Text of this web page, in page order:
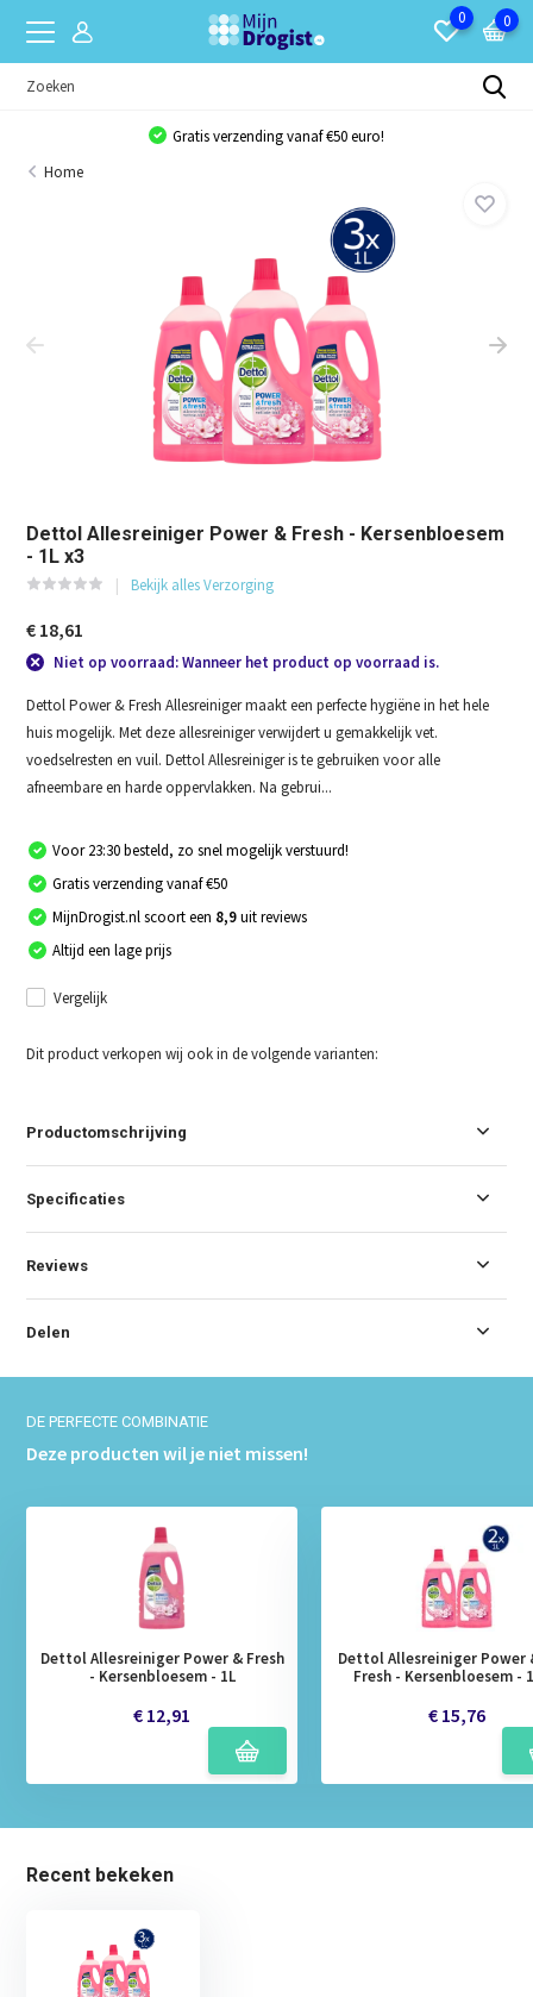
0 0
Gratis verzending vanaf €50 euro!
Home
Dettol Allesreiniger Power & Fresh - Kersenbloesem
- 1L x3
Bekijk alles Verzorging
€ 18,61
Niet op voorraad: Wanneer het product op voorraad is.
Dettol Power & Fresh Allesreiniger maakt een perfecte hygiëne in het hele
huis mogelijk. Met deze allesreiniger verwijdert u gemakkelijk vet.
voedselresten en vuil. Dettol Allesreiniger is te gebruiken voor alle
afneembare en harde oppervlakken. Na gebrui...
Voor 23:30 besteld, zo snel mogelijk verstuurd!
Gratis verzending vanaf €50
MijnDrogist.nl scoort een 8,9uit reviews
Altijd een lage prijs
Vergelijk
Dit product verkopen wij ook in de volgende varianten:
Productomschrijving
Specificaties
Reviews
Delen
DE PERFECTE COMBINATIE
Deze producten wil je niet missen!
Dettol Allesreiniger Power & Fresh
- Kersenbloesem - 1L
€ 12,91
Dettol Allesreiniger Power
Fresh - Kersenbloesem -
€ 15,76
Recent bekeken